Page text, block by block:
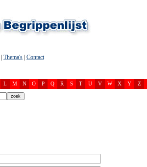
Thema's Contact
L M N O P Q R S T U V W X Y Z